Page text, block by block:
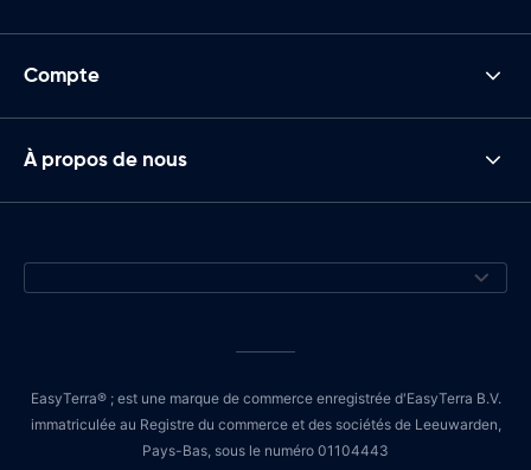
Compte
À propos de nous
EasyTerra® ; est une marque de commerce enregistrée d'EasyTerra B.V.
immatriculée au Registre du commerce et des sociétés de Leeuwarden,
Pays-Bas, sous le numéro 01104443